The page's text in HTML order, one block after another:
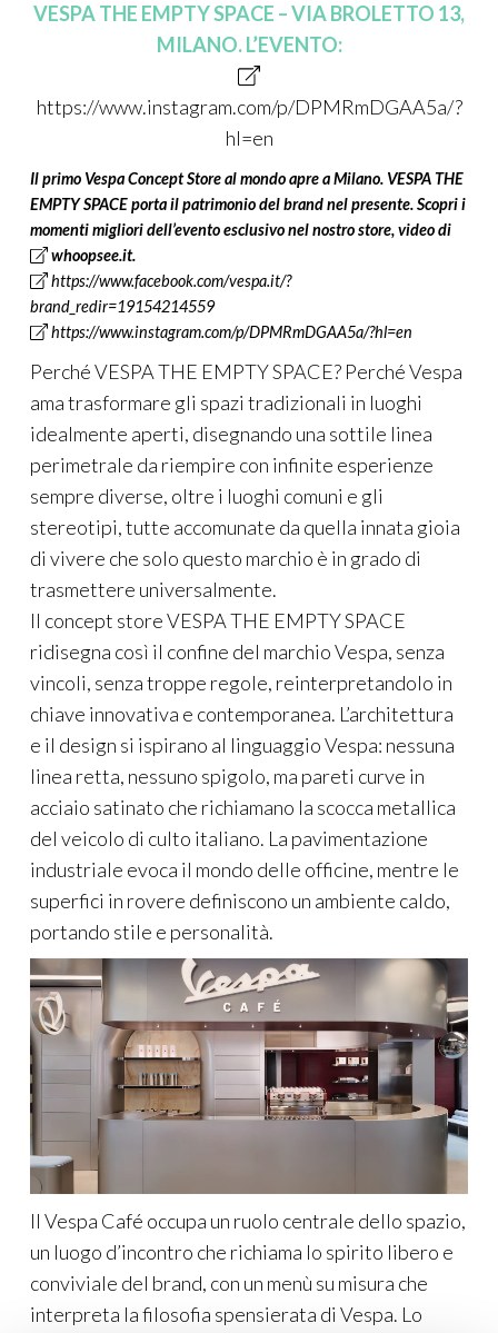
VESPA THE EMPTY SPACE – VIA BROLETTO 13,
MILANO. L’EVENTO:
https://www.instagram.com/p/DPMRmDGAA5a/?
hl=en
Il primo Vespa Concept Store al mondo apre a Milano. VESPA THE
EMPTY SPACE porta il patrimonio del brand nel presente. Scopri i
momenti migliori dell’evento esclusivo nel nostro store, video di
whoopsee.it.
https://www.facebook.com/vespa.it/?
brand_redir=19154214559
https://www.instagram.com/p/DPMRmDGAA5a/?hl=en
Perché VESPA THE EMPTY SPACE? Perché Vespa
ama trasformare gli spazi tradizionali in luoghi
idealmente aperti, disegnando una sottile linea
perimetrale da riempire con infinite esperienze
sempre diverse, oltre i luoghi comuni e gli
stereotipi, tutte accomunate da quella innata gioia
di vivere che solo questo marchio è in grado di
trasmettere universalmente.
Il concept store VESPA THE EMPTY SPACE
ridisegna così il confine del marchio Vespa, senza
vincoli, senza troppe regole, reinterpretandolo in
chiave innovativa e contemporanea. L’architettura
e il design si ispirano al linguaggio Vespa: nessuna
linea retta, nessuno spigolo, ma pareti curve in
acciaio satinato che richiamano la scocca metallica
del veicolo di culto italiano. La pavimentazione
industriale evoca il mondo delle officine, mentre le
superfici in rovere definiscono un ambiente caldo,
portando stile e personalità.
Il Vespa Café occupa un ruolo centrale dello spazio,
un luogo d’incontro che richiama lo spirito libero e
conviviale del brand, con un menù su misura che
interpreta la filosofia spensierata di Vespa. Lo